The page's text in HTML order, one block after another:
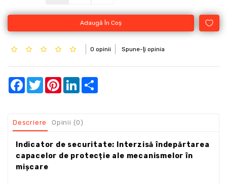
Adaugă În Coş
0 opinii Spune-ţi opinia
Facebook
TwitterPinterestLinkedIn
Descriere Opinii (0)
Indicator de securitate: Interzisă îndepărtarea
capacelor de protecție ale mecanismelor în
mișcare